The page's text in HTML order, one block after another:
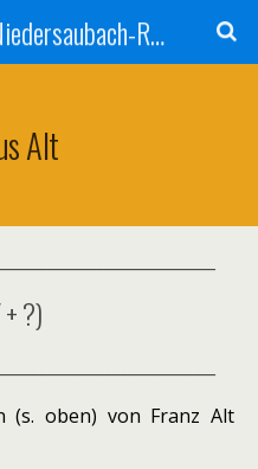
Unser Heimatdorf Niedersaubach-Rümmelbach
Alt
?)
(s. oben) von Franz Alt